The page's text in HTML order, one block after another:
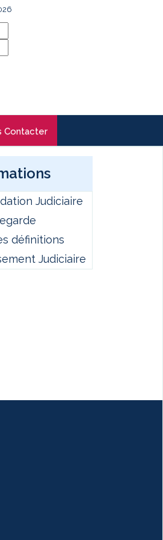
Contacter
Judiciaire
définitions
Judiciaire